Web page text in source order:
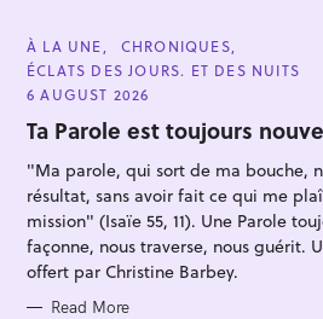
C
A
T
E
G
O
R
E
À LA UNE
CHRONIQUES
ÉCLATS DES JOURS. ET DES NUITS
6 AUGUST 2026
Ta Parole est toujours
"Ma parole, qui sort de ma bouche,
résultat, sans avoir fait ce qui me
mission" (Isaïe 55, 11). Une Parole
façonne, nous traverse, nous guérit.
offert par Christine Barbey.
Read More
e
a
r
c
h
f
o
r
: